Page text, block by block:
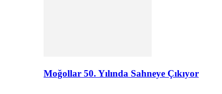
Moğollar 50. Yılında Sahneye Çıkıyor